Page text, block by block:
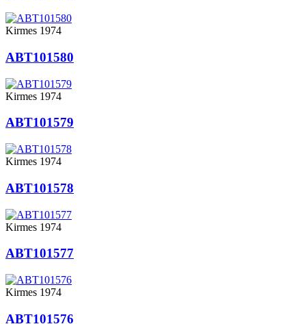
Kirmes 1974
ABT101580
Kirmes 1974
ABT101579
Kirmes 1974
ABT101578
Kirmes 1974
ABT101577
Kirmes 1974
ABT101576